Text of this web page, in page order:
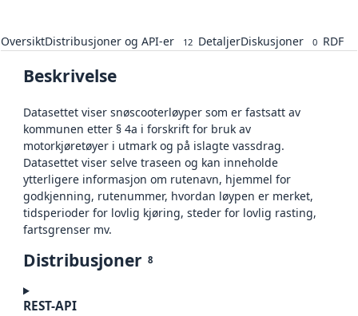
OversiktDistribusjoner og API-er 12 DetaljerDiskusjoner 0 RDF
Beskrivelse
Datasettet viser snøscooterløyper som er fastsatt av
kommunen etter § 4a i forskrift for bruk av
motorkjøretøyer i utmark og på islagte vassdrag.
Datasettet viser selve traseen og kan inneholde
ytterligere informasjon om rutenavn, hjemmel for
godkjenning, rutenummer, hvordan løypen er merket,
tidsperioder for lovlig kjøring, steder for lovlig rasting,
fartsgrenser mv.
Distribusjoner 8
REST-API